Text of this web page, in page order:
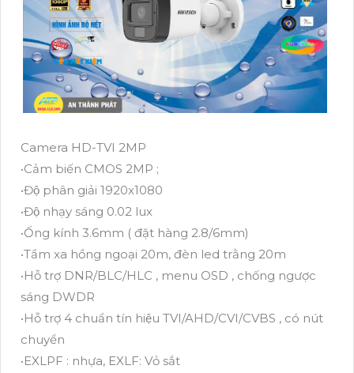
Camera HD-TVI 2MP
•Cảm biến CMOS 2MP ;
•Độ phân giải 1920x1080
•Độ nhạy sáng 0.02 lux
•Ống kính 3.6mm ( đặt hàng 2.8/6mm)
•Tầm xa hồng ngoại 20m, đèn led trằng 20m
•Hỗ trợ DNR/BLC/HLC , menu OSD , chống ngược
sáng DWDR
•Hỗ trợ 4 chuẩn tín hiệu TVI/AHD/CVI/CVBS , có nút
chuyển
•EXLPF : nhựa, EXLF: Vỏ sắt